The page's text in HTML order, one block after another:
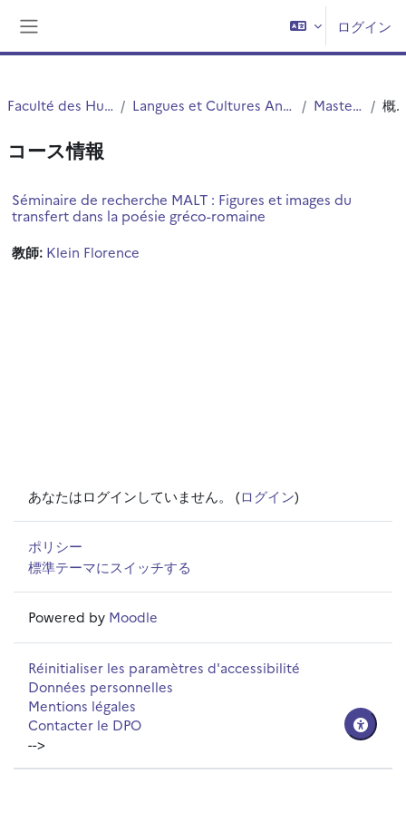
ログイン
Faculté des Humanités Langues et Cultures Antiques (LCA) Master LCA 概要
コース情報
Séminaire de recherche MALT : Figures et images du
transfert dans la poésie gréco-romaine
教師: Klein Florence
あなたはログインしていません。 (ログイン)
ポリシー
標準テーマにスイッチする
Powered by Moodle
Réinitialiser les paramètres d'accessibilité
Données personnelles
Mentions légales
Contacter le DPO
-->